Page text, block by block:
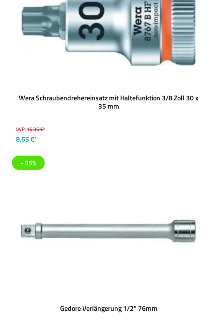
Wera Schraubendrehereinsatz mit Haltefunktion 3/8 Zoll 30 x
35 mm
UVP:16,36 €*
8,65 €*
- 35%
Gedore Verlängerung 1/2" 76mm